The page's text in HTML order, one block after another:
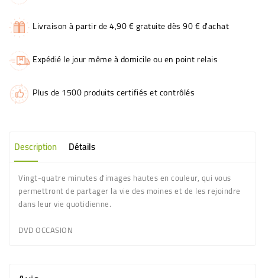
Livraison à partir de 4,90 € gratuite dès 90 € d'achat
Expédié le jour même à domicile ou en point relais
Plus de 1500 produits certifiés et contrôlés
Description Détails
Vingt-quatre minutes d'images hautes en couleur, qui vous
permettront de partager la vie des moines et de les rejoindre
dans leur vie quotidienne.
DVD OCCASION